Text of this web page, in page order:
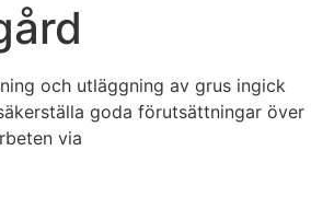
och utläggning av grus ingick
goda förutsättningar över
via